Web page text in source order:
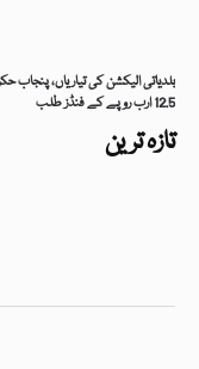
تازہ ترین
بلدیاتی الیکشن کی تیاریاں،
12.5 ارب روپے کے فنڈز طلب